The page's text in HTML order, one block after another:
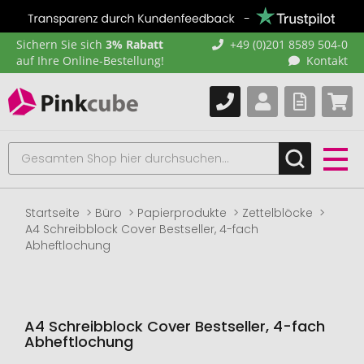
Sichern Sie sich 3% Rabatt
auf Ihre Online-Bestellung!
+49 (0)201 8589 504-0
Kontakt
Startseite Büro Papierprodukte
Zettelblöcke
A4 Schreibblock Cover Bestseller, 4-fach
Abheftlochung
A4 Schreibblock Cover Bestseller, 4-fach
Abheftlochung